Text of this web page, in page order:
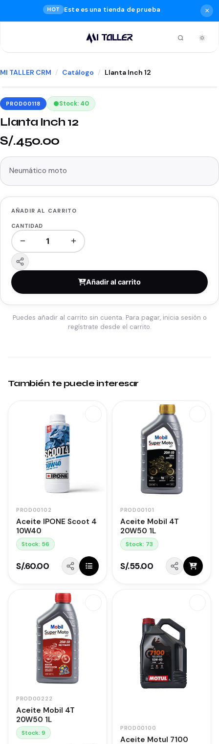
HOT Este es una tienda de prueba ×
MI TALLER CRM Catálogo Llanta Inch 12
PROD00118 Stock: 40
Llanta Inch 12
S/.450.00
Neumático moto
AÑADIR AL CARRITO
CANTIDAD
− +
Añadir al carrito
Puedes añadir al carrito sin cuenta. Para pagar, inicia sesión o
regístrate desde el carrito.
También te puede interesar
PROD00102
Aceite IPONE Scoot 4
10W40
Stock: 56
S/.60.00
PROD00101
Aceite Mobil 4T
20W50 1L
Stock: 73
S/.55.00
PROD00222
Aceite Mobil 4T
20W50 1L
Stock: 9
PROD00100
Aceite Motul 7100